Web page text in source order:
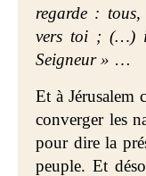
regarde : tous,
vers toi ; (…)
Seigneur » …
Et à Jérusalem
converger les
pour dire la
peuple. Et